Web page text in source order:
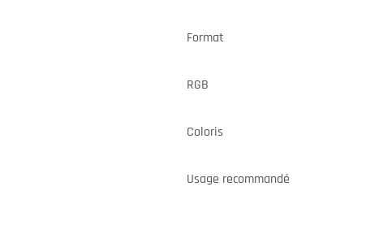
Format
RGB
Coloris
Usage recommandé